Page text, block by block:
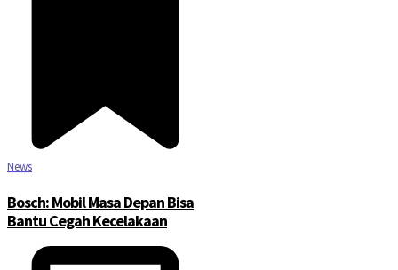
News
Bosch: Mobil Masa Depan Bisa
Bantu Cegah Kecelakaan